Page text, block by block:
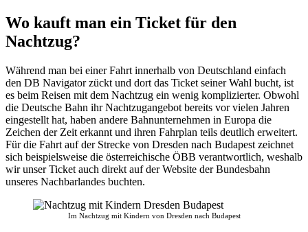
Wo kauft man ein Ticket für den
Nachtzug?
Während man bei einer Fahrt innerhalb von Deutschland einfach
den DB Navigator zückt und dort das Ticket seiner Wahl bucht, ist
es beim Reisen mit dem Nachtzug ein wenig komplizierter. Obwohl
die Deutsche Bahn ihr Nachtzugangebot bereits vor vielen Jahren
eingestellt hat, haben andere Bahnunternehmen in Europa die
Zeichen der Zeit erkannt und ihren Fahrplan teils deutlich erweitert.
Für die Fahrt auf der Strecke von Dresden nach Budapest zeichnet
sich beispielsweise die österreichische ÖBB verantwortlich, weshalb
wir unser Ticket auch direkt auf der Website der Bundesbahn
unseres Nachbarlandes buchten.
Im Nachtzug mit Kindern von Dresden nach Budapest